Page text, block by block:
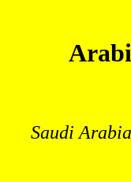
Saudi